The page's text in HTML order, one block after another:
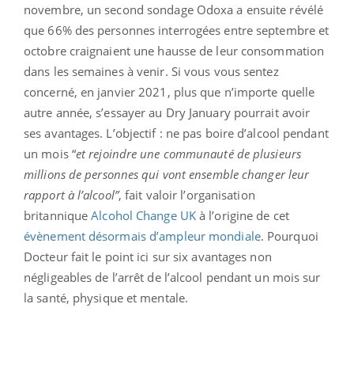
novembre, un second sondage Odoxa a ensuite révélé
que 66% des personnes interrogées entre septembre et
octobre craignaient une hausse de leur consommation
dans les semaines à venir. Si vous vous sentez
concerné, en janvier 2021, plus que n’importe quelle
autre année, s’essayer au Dry January pourrait avoir
ses avantages. L’objectif : ne pas boire d’alcool pendant
un mois “et rejoindre une communauté de plusieurs
millions de personnes qui vont ensemble changer leur
rapport à l’alcool”, fait valoir l’organisation
britanniqueAlcohol Change UKà l’origine de cet
évènement désormais d’ampleur mondiale. Pourquoi
Docteur fait le point ici sur six avantages non
négligeables de l’arrêt de l’alcool pendant un mois sur
la santé, physique et mentale.